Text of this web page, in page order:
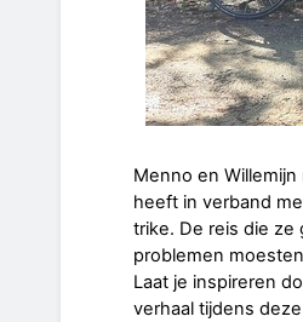
Menno en
heeft in verband
trike. De reis die
problemen
Laat je inspireren
verhaal tijdens